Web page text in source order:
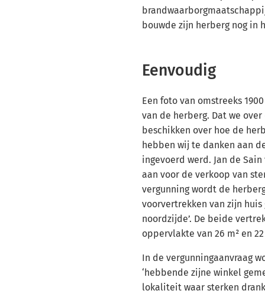
bouwde zijn herberg nog in
Eenvoudig
Een foto van omstreeks
van de herberg. Dat we over
beschikken over hoe de
hebben wij te danken aan
ingevoerd werd. Jan de
aan voor de verkoop van
vergunning wordt de
voorvertrekken van zijn huis
noordzijde’. De beide
oppervlakte van 26 m² en 22
In de vergunningaanvraag
‘hebbende zijne winkel
lokaliteit waar sterken